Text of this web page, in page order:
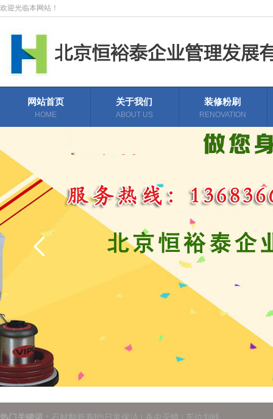
欢迎光临本网站！
网站首页
HOME
关于我们
ABOUT US
装修粉刷
RENOVATION